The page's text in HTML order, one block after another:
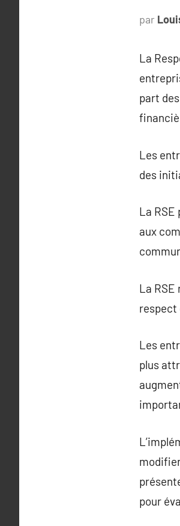
par
La
part
Les
des
La
aux
La
respect
Les
plus
pour